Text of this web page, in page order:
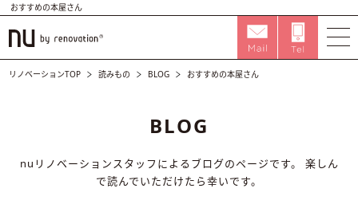
おすすめの本屋さん
リノベーションTOP 読みもの BLOG おすすめの本屋さん
BLOG
nuリノベーションスタッフによるブログのページです。
楽しん
で読んでいただけたら幸いです。